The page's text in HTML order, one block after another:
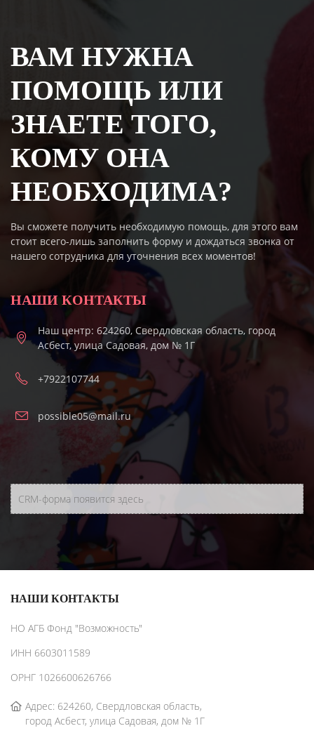
ВАМ НУЖНА
ПОМОЩЬ ИЛИ
ЗНАЕТЕ ТОГО,
КОМУ ОНА
НЕОБХОДИМА?
Вы сможете получить необходимую помощь, для этого вам
стоит всего-лишь заполнить форму и дождаться звонка от
нашего сотрудника для уточнения всех моментов!
НАШИ КОНТАКТЫ
Наш центр: 624260, Свердловская область, город
Асбест, улица Садовая, дом № 1Г
+7922107744
possible05@mail.ru
CRM-форма появится здесь
НАШИ КОНТАКТЫ
НО АГБ Фонд "Возможность"
ИНН 6603011589
ОРНГ 1026600626766
Адрес: 624260, Свердловская область,
город Асбест, улица Садовая, дом № 1Г